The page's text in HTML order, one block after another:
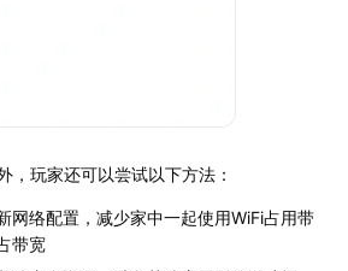
，玩家还可以尝试以下方法：
网络配置，减少家中一起使用WiFi占用带
带宽